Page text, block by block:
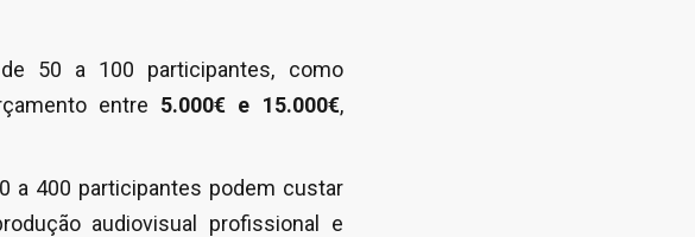
50 a 100 participantes, como
entre 5.000€ e 15.000€,
a 400 participantes podem custar
audiovisual profissional e